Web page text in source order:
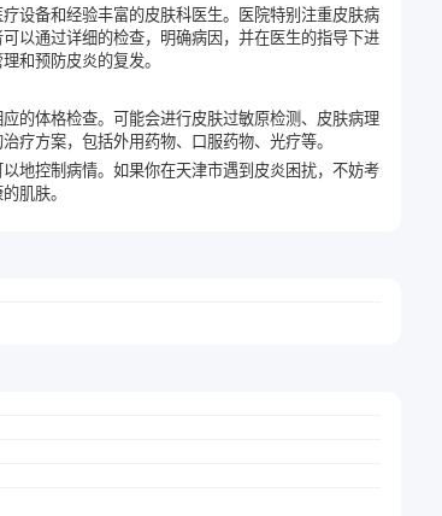
设备和经验丰富的皮肤科医生。医院特别注重皮肤病
以通过详细的检查，明确病因，并在医生的指导下进
和预防皮炎的复发。
的体格检查。可能会进行皮肤过敏原检测、皮肤病理
疗方案，包括外用药物、口服药物、光疗等。
地控制病情。如果你在天津市遇到皮炎困扰，不妨考
肌肤。